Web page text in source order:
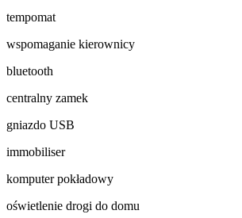
tempomat
wspomaganie kierownicy
bluetooth
centralny zamek
gniazdo USB
immobiliser
komputer pokładowy
oświetlenie drogi do domu